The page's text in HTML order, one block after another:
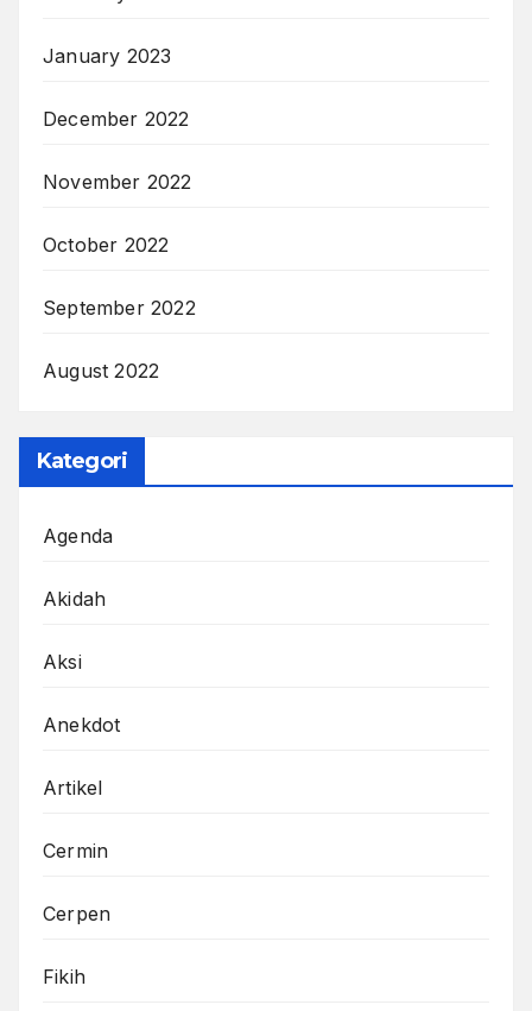
January 2023
December 2022
November 2022
October 2022
September 2022
August 2022
Kategori
Agenda
Akidah
Aksi
Anekdot
Artikel
Cermin
Cerpen
Fikih